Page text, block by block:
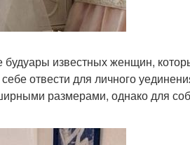
известных женщин,
отвести для личного
размерами, однако для